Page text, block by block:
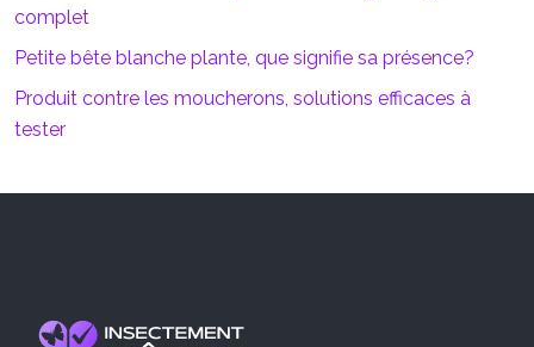
complet
Petite bête blanche plante, que signifie sa présence?
Produit contre les moucherons, solutions efficaces à
tester